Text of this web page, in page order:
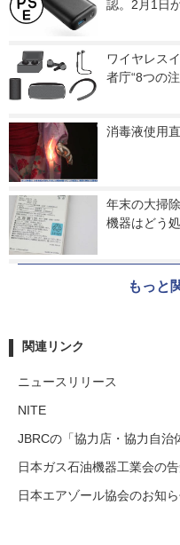
認。2月1日
ワイヤレス
者庁“8つの
消毒液使用
年末の大掃
機器はどう
もっと
関連リンク
ニュースリリース
NITE
JBRCの「協力店・協力自治
日本ガス石油機器工業会の
日本エアゾール協会のお知